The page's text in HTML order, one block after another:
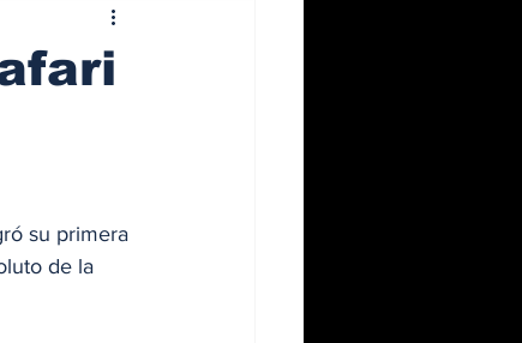
su primera
de la